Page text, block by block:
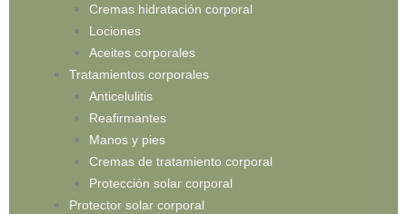
Cremas hidratación corporal
Lociones
Aceites corporales
Tratamientos corporales
Anticelulitis
Reafirmantes
Manos y pies
Cremas de tratamiento corporal
Protección solar corporal
Protector solar corporal